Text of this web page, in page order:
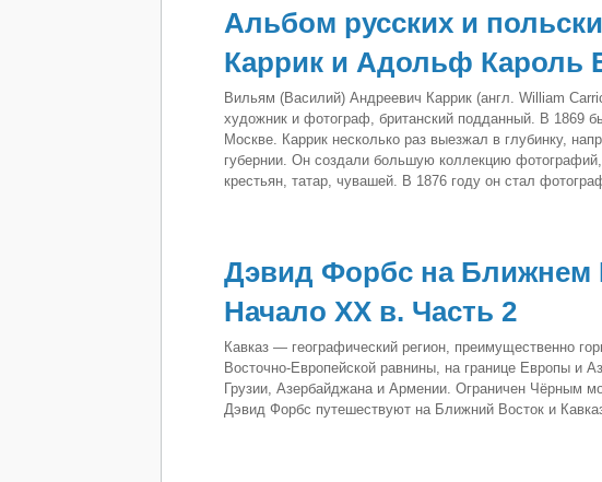
Альбом русских и
Каррик и Адольф Кароль
Вильям (Василий) Андреевич Каррик (англ. William
художник и фотограф, британский подданный. В 1869
Москве. Каррик несколько раз выезжал в глубинку,
губернии. Он создали большую коллекцию
крестьян, татар, чувашей. В 1876 году он стал
Дэвид Форбс на Ближнем
Начало ХХ в. Часть 2
Кавказ — географический регион, преимущественно
Bосточно-Eвропейской равнины, на границе Европы и
Грузии, Азербайджана и Армении. Ограничен Чёрным
Дэвид Форбс путешествуют на Ближний Восток и